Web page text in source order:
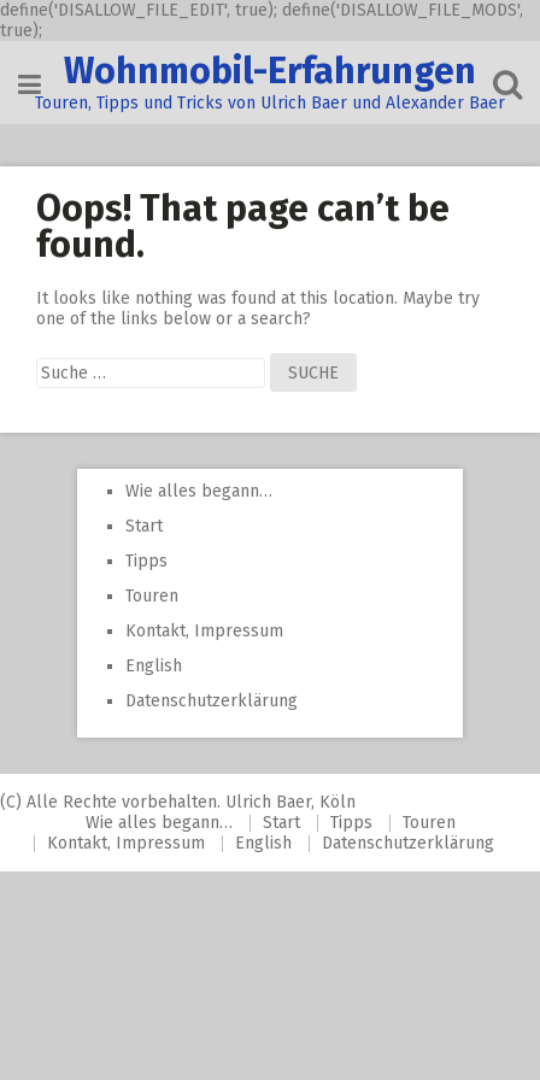
define('DISALLOW_FILE_EDIT', true); define('DISALLOW_FILE_MODS',
true);
content
Wohnmobil-Erfahrungen
Touren, Tipps und Tricks von Ulrich Baer und Alexander Baer
Oops! That page can’t be
found.
It looks like nothing was found at this location. Maybe try
one of the links below or a search?
Suche
nach:
Wie alles begann…
Start
Tipps
Touren
Kontakt, Impressum
English
Datenschutzerklärung
(C) Alle Rechte vorbehalten. Ulrich Baer, Köln
Wie alles begann…
Start Tipps
Touren
Kontakt, Impressum
English Datenschutzerklärung